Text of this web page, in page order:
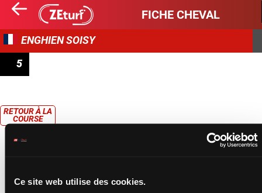
Ce site web utilise des cookies.
FICHE CHEVAL
ENGHIEN SOISY
5
RETOUR À LA
COURSE